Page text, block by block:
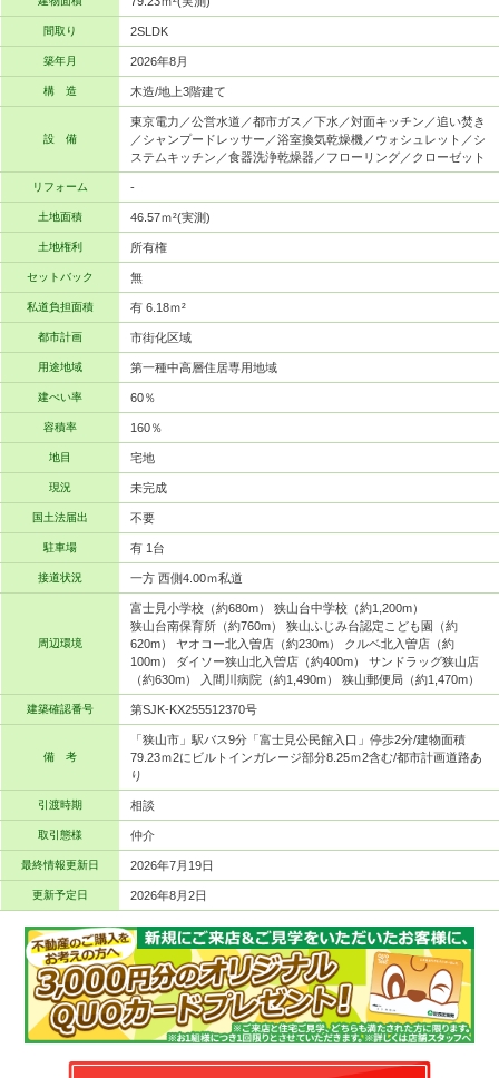
間取り 2SLDK
築年月 2026年8月
構 造 木造/地上3階建て
設 備
東京電力／公営水道／都市ガス／下水／対面キッチン／追い焚き
／シャンプードレッサー／浴室換気乾燥機／ウォシュレット／シ
ステムキッチン／食器洗浄乾燥器／フローリング／クローゼット
リフォーム -
土地面積 46.57ｍ²(実測)
土地権利 所有権
セットバック 無
私道負担面積 有 6.18ｍ²
都市計画 市街化区域
用途地域 第一種中高層住居専用地域
建ぺい率 60％
容積率 160％
地目 宅地
現況 未完成
国土法届出 不要
駐車場 有 1台
接道状況 一方 西側4.00ｍ私道
周辺環境
富士見小学校（約680m） 狭山台中学校（約1,200m）
狭山台南保育所（約760m） 狭山ふじみ台認定こども園（約
620m） ヤオコー北入曽店（約230m） クルベ北入曽店（約
100m） ダイソー狭山北入曽店（約400m） サンドラッグ狭山店
（約630m） 入間川病院（約1,490m） 狭山郵便局（約1,470m）
建築確認番号 第SJK-KX255512370号
備 考
「狭山市」駅バス9分「富士見公民館入口」停歩2分/建物面積
79.23ｍ2にビルトインガレージ部分8.25ｍ2含む/都市計画道路あ
り
引渡時期 相談
取引態様 仲介
最終情報更新日 2026年7月19日
更新予定日 2026年8月2日